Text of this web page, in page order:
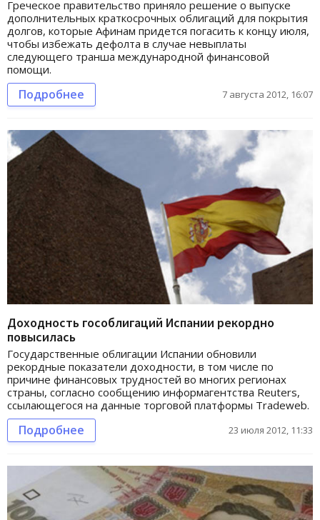
Греческое правительство приняло решение о выпуске
дополнительных краткосрочных облигаций для покрытия
долгов, которые Афинам придется погасить к концу июля,
чтобы избежать дефолта в случае невыплаты
следующего транша международной финансовой
помощи.
Подробнее 7 августа 2012, 16:07
Доходность гособлигаций Испании рекордно
повысилась
Государственные облигации Испании обновили
рекордные показатели доходности, в том числе по
причине финансовых трудностей во многих регионах
страны, согласно сообщению информагентства Reuters,
ссылающегося на данные торговой платформы Tradeweb.
Подробнее 23 июля 2012, 11:33